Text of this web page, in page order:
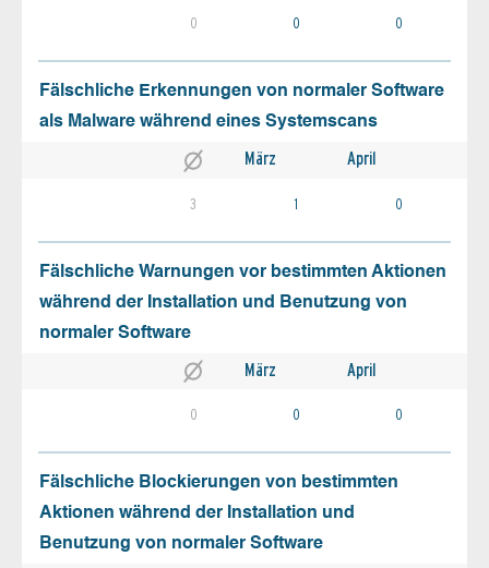
0 0 0
Fälschliche Erkennungen von normaler Software
als Malware während eines Systemscans
März April
3 1 0
Fälschliche Warnungen vor bestimmten Aktionen
während der Installation und Benutzung von
normaler Software
März April
0 0 0
Fälschliche Blockierungen von bestimmten
Aktionen während der Installation und
Benutzung von normaler Software